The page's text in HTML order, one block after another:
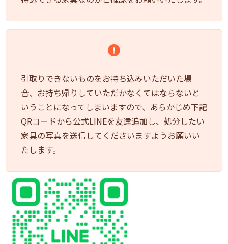
引取りできないものをお持ち込みいただいた場
合、お持ち帰りしていただかなくてはならないと
いうことになってしまいますので、あらかじめ下記
QRコードから公式LINEを友達追加し、処分したい
家具の写真を送信してくださいますようお願いい
たします。